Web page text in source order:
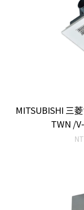
MITSUBISHI 三
TWN /